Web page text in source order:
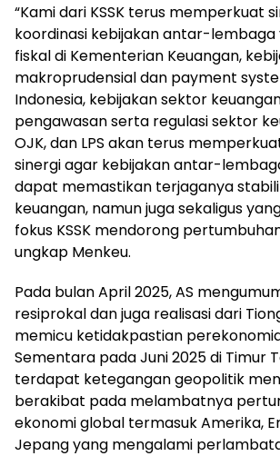
“Kami dari KSSK terus memperkuat
koordinasi kebijakan antar-lembaga
fiskal di Kementerian Keuangan,
makroprudensial dan payment
Indonesia, kebijakan sektor
pengawasan serta regulasi sektor
OJK, dan LPS akan terus
sinergi agar kebijakan antar-
dapat memastikan terjaganya
keuangan, namun juga sekaligus
fokus KSSK mendorong
ungkap Menkeu.
Pada bulan April 2025, AS
resiprokal dan juga realisasi dari
memicu ketidakpastian
Sementara pada Juni 2025 di Timur
terdapat ketegangan geopolitik
berakibat pada melambatnya
ekonomi global termasuk Amerika,
Jepang yang mengalami